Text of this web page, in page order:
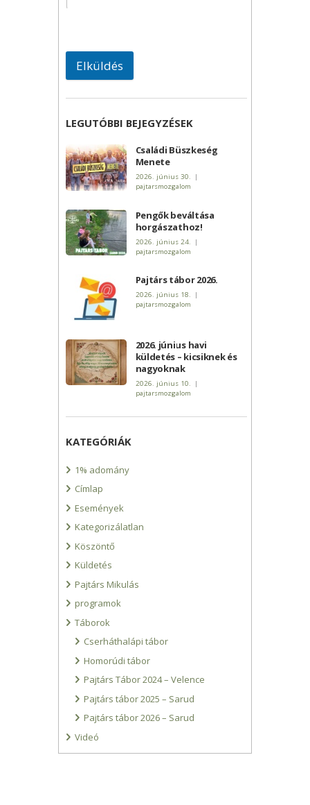
Elküldés
LEGUTÓBBI BEJEGYZÉSEK
Családi Büszkeség
Menete
2026. június 30.
|
pajtarsmozgalom
Pengők beváltása
horgászathoz!
2026. június 24.
|
pajtarsmozgalom
Pajtárs tábor 2026.
2026. június 18.
|
pajtarsmozgalom
2026. június havi
küldetés – kicsiknek és
nagyoknak
2026. június 10.
|
pajtarsmozgalom
KATEGÓRIÁK
1% adomány
Címlap
Események
Kategorizálatlan
Köszöntő
Küldetés
Pajtárs Mikulás
programok
Táborok
Cserháthalápi tábor
Homorúdi tábor
Pajtárs Tábor 2024 – Velence
Pajtárs tábor 2025 – Sarud
Pajtárs tábor 2026 – Sarud
Videó